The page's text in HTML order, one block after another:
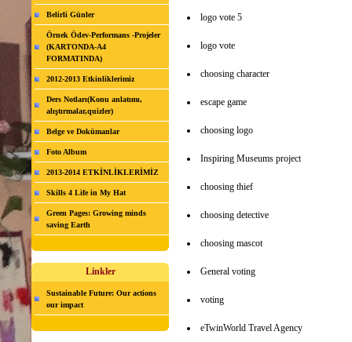
Belirli Günler
Örnek Ödev-Performans -Projeler
(KARTONDA-A4
FORMATINDA)
2012-2013 Etkinliklerimiz
Ders Notları(Konu anlatımı,
alıştırmalar,quizler)
Belge ve Dokümanlar
Foto Album
2013-2014 ETKİNLİKLERİMİZ
Skills 4 Life in My Hat
Green Pages: Growing minds
saving Earth
Linkler
Sustainable Future: Our actions
our impact
logo vote 5
logo vote
choosing character
escape game
choosing logo
Inspiring Museums project
choosing thief
choosing detective
choosing mascot
General voting
voting
eTwinWorld Travel Agency